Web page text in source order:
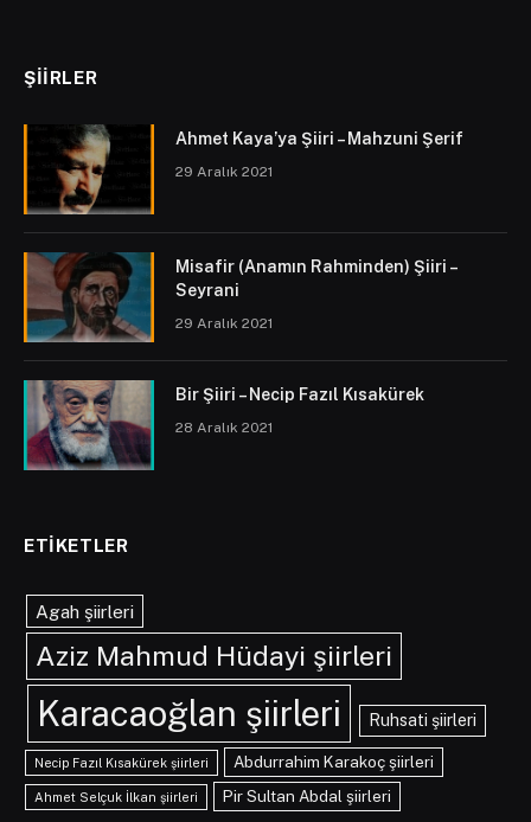
ŞIIRLER
Ahmet Kaya’ya Şiiri – Mahzuni Şerif
29 Aralık 2021
Misafir (Anamın Rahminden) Şiiri –
Seyrani
29 Aralık 2021
Bir Şiiri – Necip Fazıl Kısakürek
28 Aralık 2021
ETIKETLER
Agah şiirleri
Aziz Mahmud Hüdayi şiirleri
Karacaoğlan şiirleri Ruhsati şiirleri
Necip Fazıl Kısakürek şiirleri Abdurrahim Karakoç şiirleri
Ahmet Selçuk İlkan şiirleri Pir Sultan Abdal şiirleri